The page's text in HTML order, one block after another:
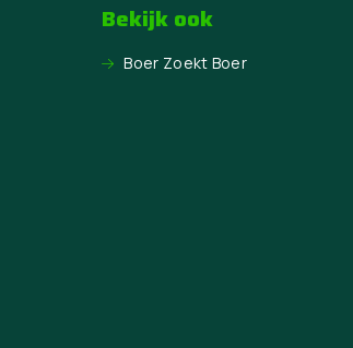
Bekijk ook
Boer Zoekt Boer